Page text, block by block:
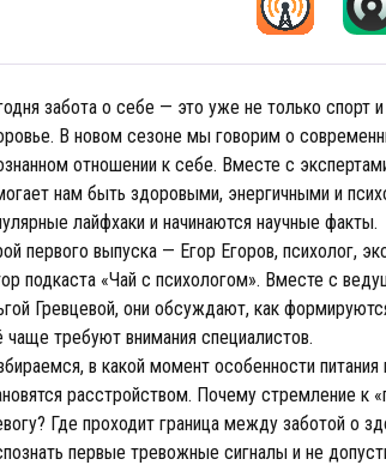
забота о себе — это уже не только спорт
В новом сезоне мы говорим о
отношении к себе. Вместе с
нам быть здоровыми, энергичными и
лайфхаки и начинаются научные факты.
первого выпуска — Егор Егоров, психолог,
подкаста «Чай с психологом». Вместе с
Гревцевой, они обсуждают, как
чаще требуют внимания специалистов.
в какой момент особенности
расстройством. Почему стремление к
Где проходит граница между заботой о
первые тревожные сигналы и не